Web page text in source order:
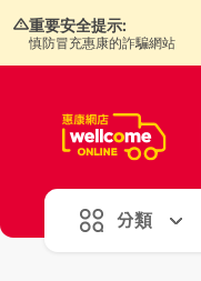
重要安全提示:
慎防冒充惠康的詐騙網站
分類